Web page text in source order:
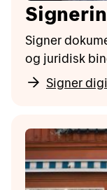
Signer
og juridisk
Signer